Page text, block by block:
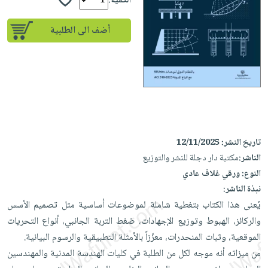
إختياراتنا
كتب
أكاديمية
صندوق
القراءة
iKitab
بلا
حدود
أسئلة
يتكرر
iKitab
على
Android
تحميل
iKitab
على
Apple
أسئلة
طرحها
تحميل
masmu3
على
masmu3
على
Apple
المواضيع
الأكثر
مبيعاً
وسائل
تعليمية
جوائز
تعليمية
الصحة
والعناية
الشخصية
أجهزة
العناية
الشخصية
العناية
وتصفيف
الشعر
العناية
بالجسم
المطبخ
والسفرة
الكل
أواني
الطهي
أدوات
متجر
الهدايا
أقسام
أضف الى الطلبية
تاريخ النشر:12/11/2025
الناشر:مكتبة دار دجلة للنشر والتوزيع
النوع:ورقي غلاف عادي
نبذة الناشر:
يُعنى هذا الكتاب بتغطية شاملة لموضوعات أساسية مثل تصميم الأسس
والركائز، الهبوط وتوزيع الإجهادات، ضغط التربة الجانبي، أنواع التحريات
الموقعية، وثبات المنحدرات، معزّزاً بالأمثلة التطبيقية والرسوم البيانية.
من ميزاته أنه موجه لكل من الطلبة في كليات الهندسة المدنية والمهندسين